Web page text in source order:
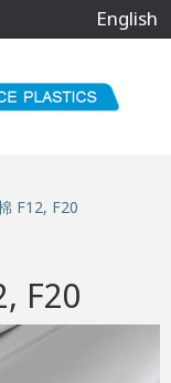
English
F12, F20
F20